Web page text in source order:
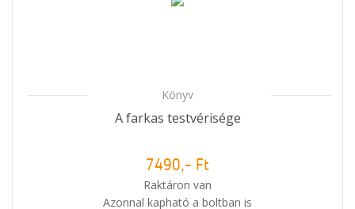
Könyv
A farkas testvérisége
7490,- Ft
Raktáron van
Azonnal kapható a boltban is